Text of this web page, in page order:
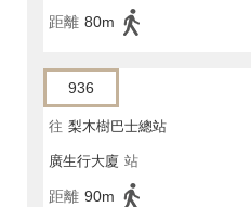
距離 80m
936
往 梨木樹巴士總站
廣生行大廈 站
距離 90m